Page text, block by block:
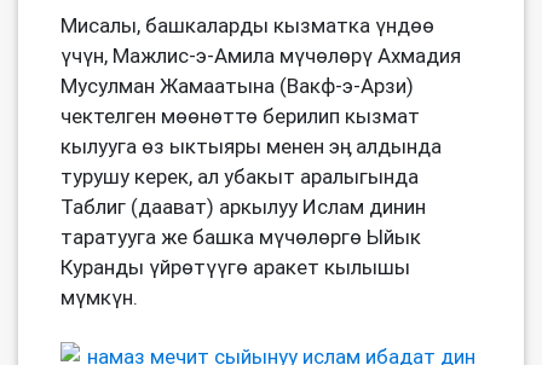
Мисалы, башкаларды кызматка үндөө
үчүн, Мажлис-э-Амила мүчөлөрү Ахмадия
Мусулман Жамаатына (Вакф-э-Арзи)
чектелген мөөнөттө берилип кызмат
кылууга өз ыктыяры менен эӊ алдында
турушу керек, ал убакыт аралыгында
Таблиг (даават) аркылуу Ислам динин
таратууга же башка мүчөлөргө Ыйык
Куранды үйрөтүүгө аракет кылышы
мүмкүн.